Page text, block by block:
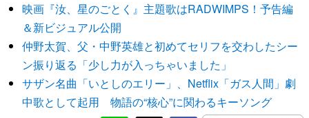
映画『汝、星のごとく』主題歌はRADWIMPS！予告編
＆新ビジュアル公開
仲野太賀、父・中野英雄と初めてセリフを交わしたシー
ン振り返る「少し力が入っちゃいました」
サザン名曲「いとしのエリー」、Netflix「ガス人間」劇
中歌として起用 物語の“核心”に関わるキーソング